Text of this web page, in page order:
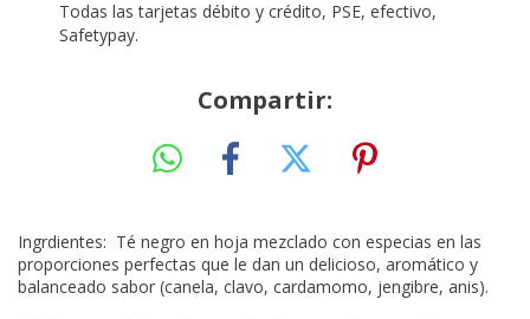
Todas las tarjetas débito y crédito, PSE, efectivo,
Safetypay.
Compartir:
Ingrdientes: Té negro en hoja mezclado con especias en las
proporciones perfectas que le dan un delicioso, aromático y
balanceado sabor (canela, clavo, cardamomo, jengibre, anis).